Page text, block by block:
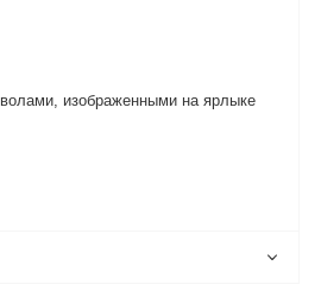
изображенными на ярлыке